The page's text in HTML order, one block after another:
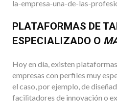
PLATAFORMAS DE
ESPECIALIZADO O
Hoy en día, existen
empresas con perfiles muy
el caso, por ejemplo, de
facilitadores de innovación o